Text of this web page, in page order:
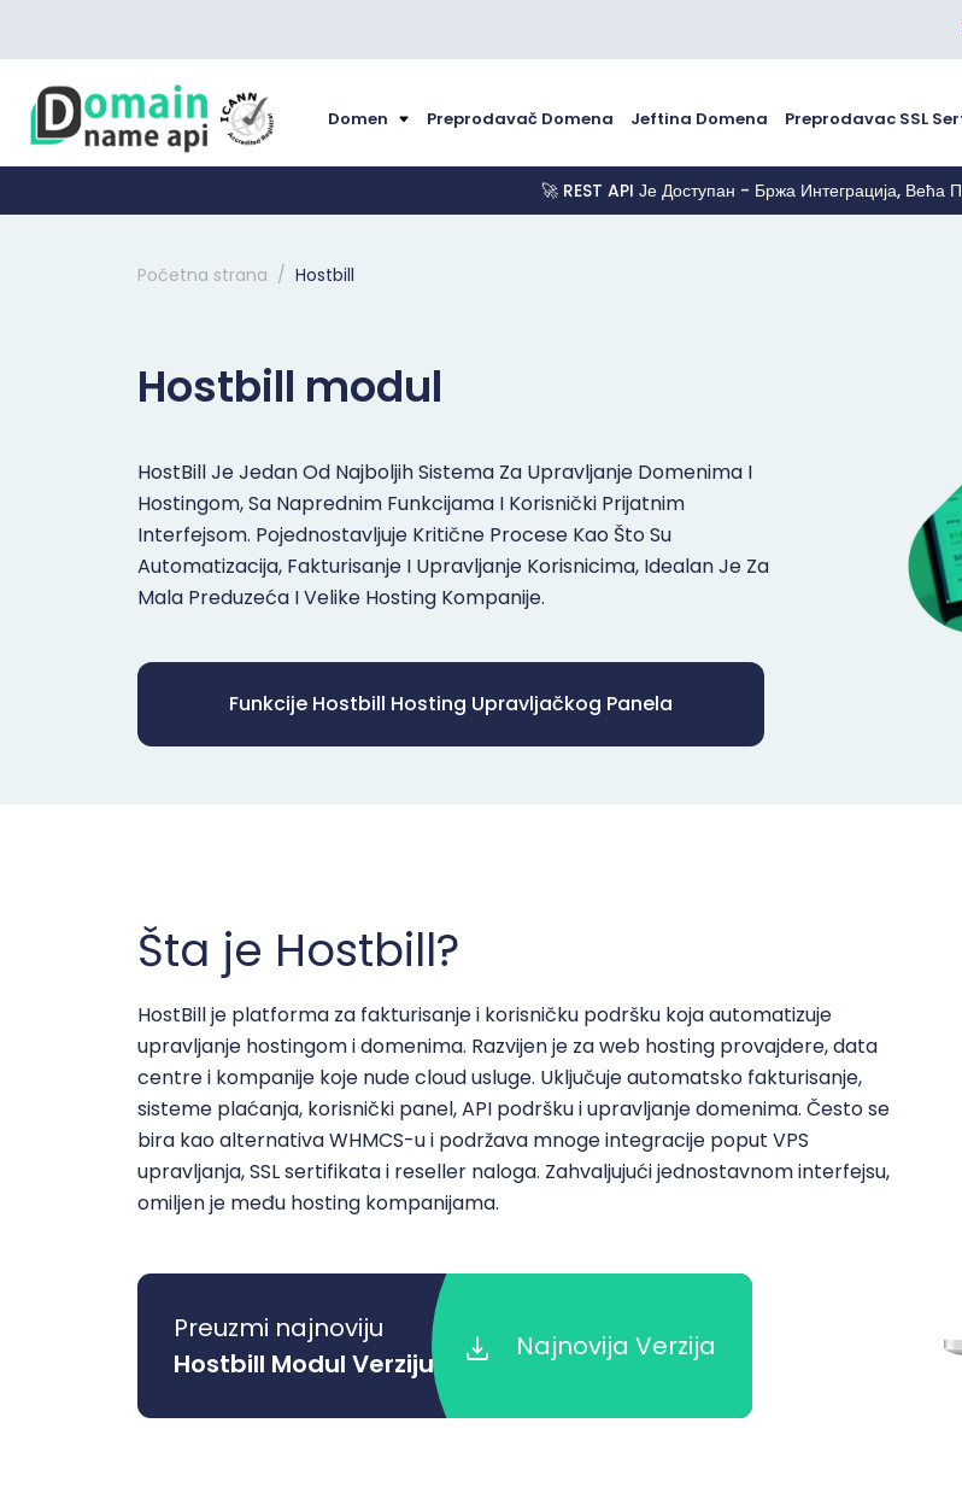
Domen Preprodavač Domena Jeftina Domena Preprodavac SSL
🚀 REST API Је Доступан - Бржа Интеграција, Већа
Početna strana Hostbill
Hostbill modul
HostBill Je Jedan Od Najboljih Sistema Za Upravljanje Domenima I
Hostingom, Sa Naprednim Funkcijama I Korisnički Prijatnim
Interfejsom. Pojednostavljuje Kritične Procese Kao Što Su
Automatizacija, Fakturisanje I Upravljanje Korisnicima, Idealan Je Za
Mala Preduzeća I Velike Hosting Kompanije.
Funkcije Hostbill Hosting Upravljačkog Panela
Šta je Hostbill?
HostBill je platforma za fakturisanje i korisničku podršku koja automatizuje
upravljanje hostingom i domenima. Razvijen je za web hosting provajdere, data
centre i kompanije koje nude cloud usluge. Uključuje automatsko fakturisanje,
sisteme plaćanja, korisnički panel, API podršku i upravljanje domenima. Često se
bira kao alternativa WHMCS-u i podržava mnoge integracije poput VPS
upravljanja, SSL sertifikata i reseller naloga. Zahvaljujući jednostavnom interfejsu,
omiljen je među hosting kompanijama.
Preuzmi najnoviju
Hostbill Modul Verziju
Najnovija Verzija